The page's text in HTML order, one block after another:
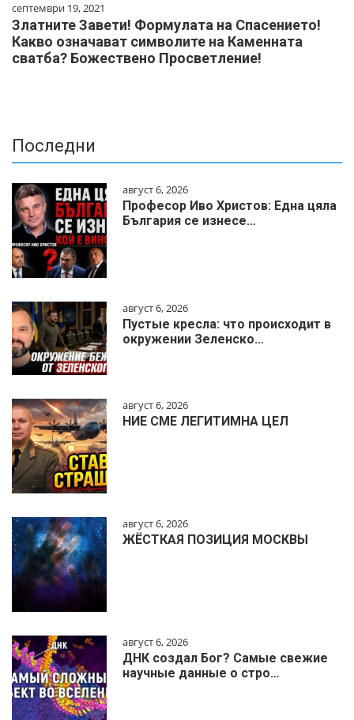
септември 19, 2021
Златните Завети! Формулата на Спасението!
Какво означават символите на Каменната
сватба? Божествено Просветление!
Последни
август 6, 2026
Професор Иво Христов: Една цяла
България се изнесе…
август 6, 2026
Пустые кресла: что происходит в
окружении Зеленско…
август 6, 2026
НИЕ СМЕ ЛЕГИТИМНА ЦЕЛ
август 6, 2026
ЖЁСТКАЯ ПОЗИЦИЯ МОСКВЫ
август 6, 2026
ДНК создал Бог? Самые свежие
научные данные о стро…